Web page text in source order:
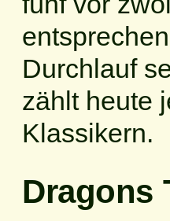
Durchlauf
zählt heute
Klassikern.
Dragons